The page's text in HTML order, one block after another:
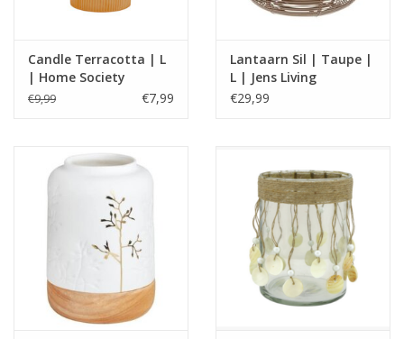
Candle Terracotta | L
| Home Society
€9,99 €7,99
Lantaarn Sil | Taupe |
L | Jens Living
€29,99